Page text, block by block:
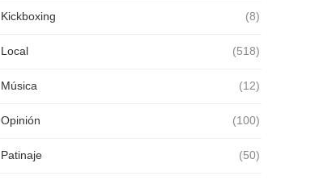
Kickboxing (8)
Local (518)
Música (12)
Opinión (100)
Patinaje (50)